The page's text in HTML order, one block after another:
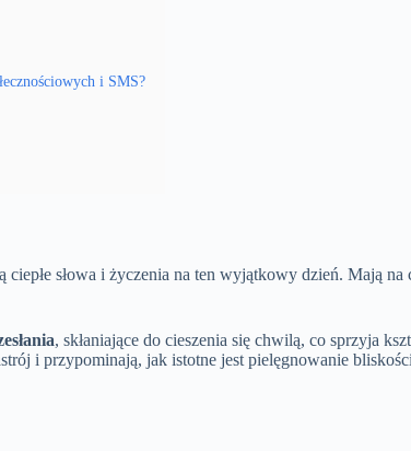
i SMS?
ciepłe słowa i życzenia na ten wyjątkowy dzień. Mają
, skłaniające do cieszenia się chwilą, co sprzyja
i przypominają, jak istotne jest pielęgnowanie